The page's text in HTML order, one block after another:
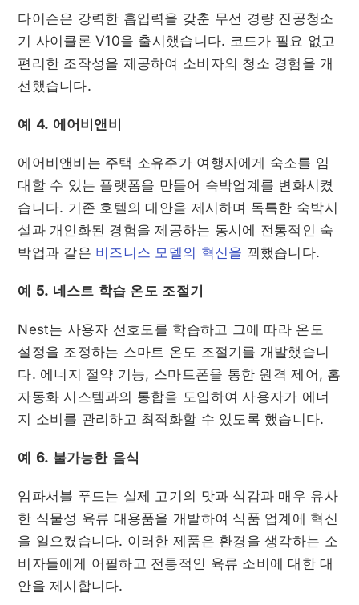
다이슨은 강력한 흡입력을 갖춘 무선 경량 진공청소
기 사이클론 V10을 출시했습니다. 코드가 필요 없고
편리한 조작성을 제공하여 소비자의 청소 경험을 개
선했습니다.
예 4. 에어비앤비
에어비앤비는 주택 소유주가 여행자에게 숙소를 임
대할 수 있는 플랫폼을 만들어 숙박업계를 변화시켰
습니다. 기존 호텔의 대안을 제시하며 독특한 숙박시
설과 개인화된 경험을 제공하는 동시에 전통적인 숙
박업과 같은 비즈니스 모델의 혁신을 꾀했습니다.
예 5. 네스트 학습 온도 조절기
Nest는 사용자 선호도를 학습하고 그에 따라 온도
설정을 조정하는 스마트 온도 조절기를 개발했습니
다. 에너지 절약 기능, 스마트폰을 통한 원격 제어, 홈
자동화 시스템과의 통합을 도입하여 사용자가 에너
지 소비를 관리하고 최적화할 수 있도록 했습니다.
예 6. 불가능한 음식
임파서블 푸드는 실제 고기의 맛과 식감과 매우 유사
한 식물성 육류 대용품을 개발하여 식품 업계에 혁신
을 일으켰습니다. 이러한 제품은 환경을 생각하는 소
비자들에게 어필하고 전통적인 육류 소비에 대한 대
안을 제시합니다.